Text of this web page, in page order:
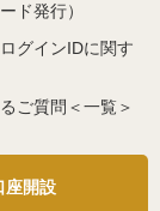
ド発行）
グインIDに関す
ご質問＜一覧＞
座開設